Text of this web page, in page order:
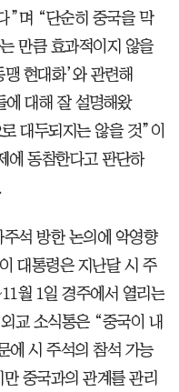
”며 “단순히 중국을 막
만큼 효과적이지 않을
현대화’와 관련해
에 대해 잘 설명해왔
대두되지는 않을 것”이
에 동참한다고 판단하
석 방한 논의에 악영향
대통령은 지난달 시 주
월 1일 경주에서 열리는
교 소식통은 “중국이 내
에 시 주석의 참석 가능
중국과의 관계를 관리